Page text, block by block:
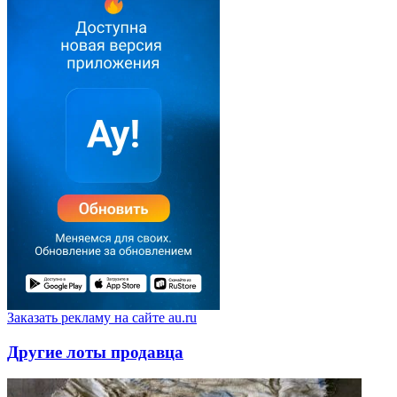
Заказать рекламу на сайте au.ru
Другие лоты продавца